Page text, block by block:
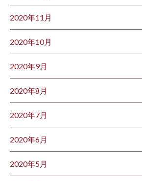
2020年11月
2020年10月
2020年9月
2020年8月
2020年7月
2020年6月
2020年5月